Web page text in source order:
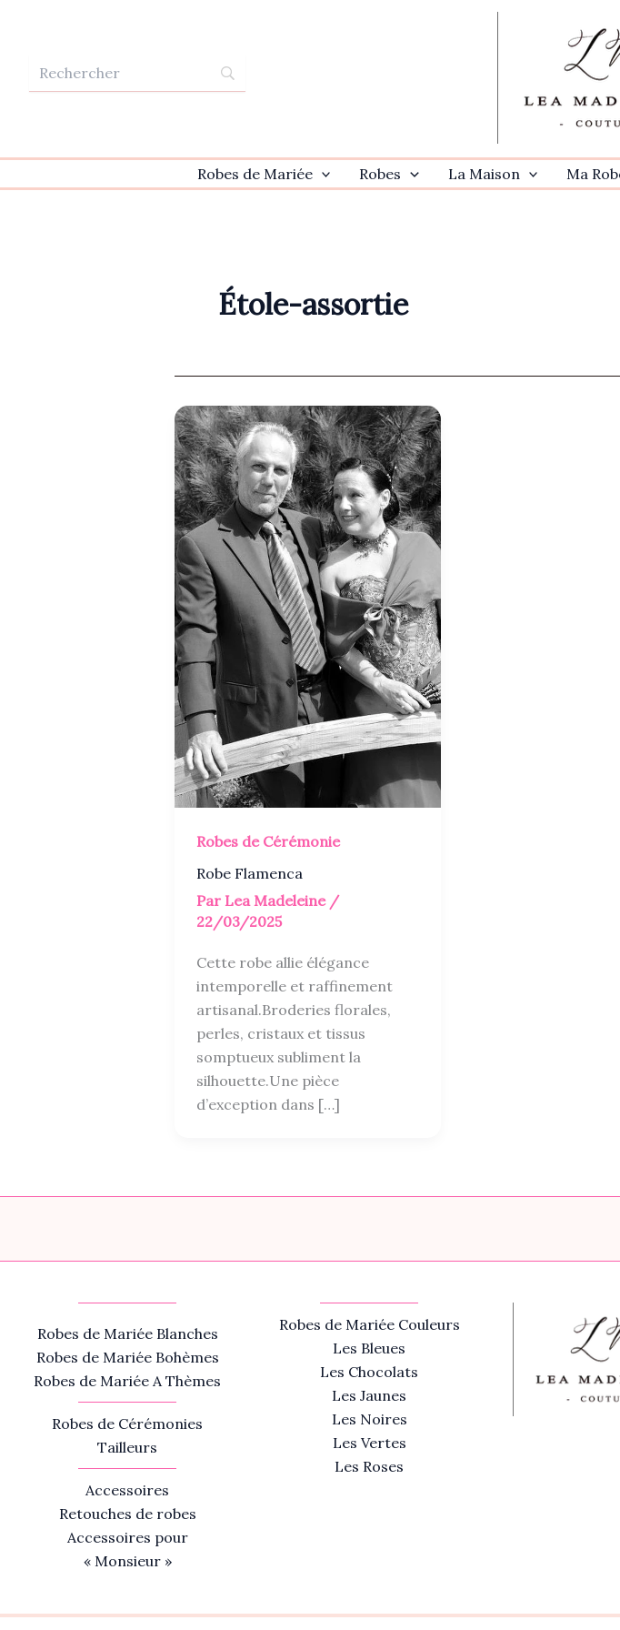
Robes de Mariée Robes La Maison Ma
Étole-assortie
Robes de Cérémonie
Robe Flamenca
Par Lea Madeleine /
22/03/2025
Cette robe allie élégance
intemporelle et raffinement
artisanal.Broderies florales,
perles, cristaux et tissus
somptueux subliment la
silhouette.Une pièce
d’exception dans […]
Robes de Mariée Blanches
Robes de Mariée Bohèmes
Robes de Mariée A Thèmes
Robes de Cérémonies
Tailleurs
Accessoires
Retouches de robes
Accessoires pour
« Monsieur »
Robes de Mariée Couleurs
Les Bleues
Les Chocolats
Les Jaunes
Les Noires
Les Vertes
Les Roses